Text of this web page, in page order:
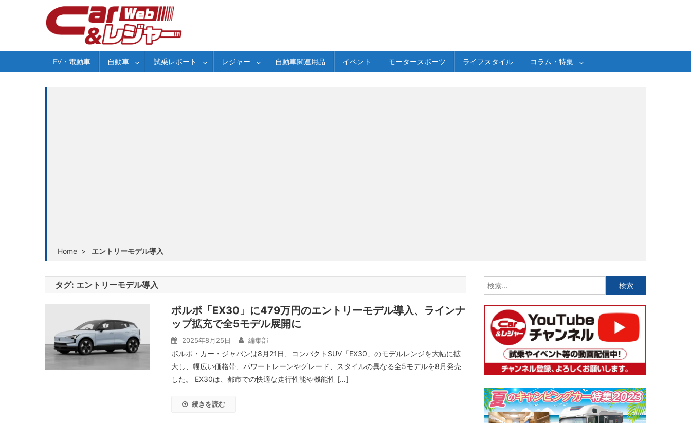
EV・電動車 自動車 試乗レポート レジャー 自動車関連用品 イベント モータースポーツ ライフスタイル コラム・特集
Home > エントリーモデル導入
タグ: エントリーモデル導入
ボルボ「EX30」に479万円のエントリーモデル導入、ラインナ
ップ拡充で全5モデル展開に
2025年8月25日 編集部
ボルボ・カー・ジャパンは8月21日、コンパクトSUV「EX30」のモデルレンジを大幅に拡
大し、幅広い価格帯、パワートレーンやグレード、スタイルの異なる全5モデルを8月発売
した。 EX30は、都市での快適な走行性能や機能性 […]
続きを読む
索: